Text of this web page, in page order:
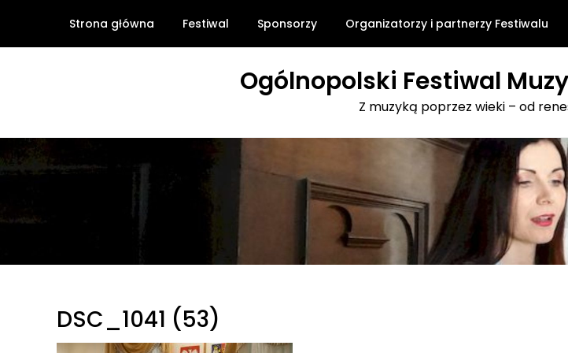
content
Strona główna Festiwal Sponsorzy Organizatorzy i partnerzy Festiwalu
Ogólnopolski Festiwal
Z muzyką poprzez wieki – od
DSC_1041 (53)